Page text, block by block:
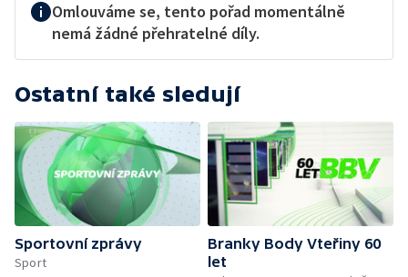
Omlouváme se, tento pořad momentálně
nemá žádné přehratelné díly.
Ostatní také sledují
Sportovní zprávy
Sport
Branky Body Vteřiny 60
let